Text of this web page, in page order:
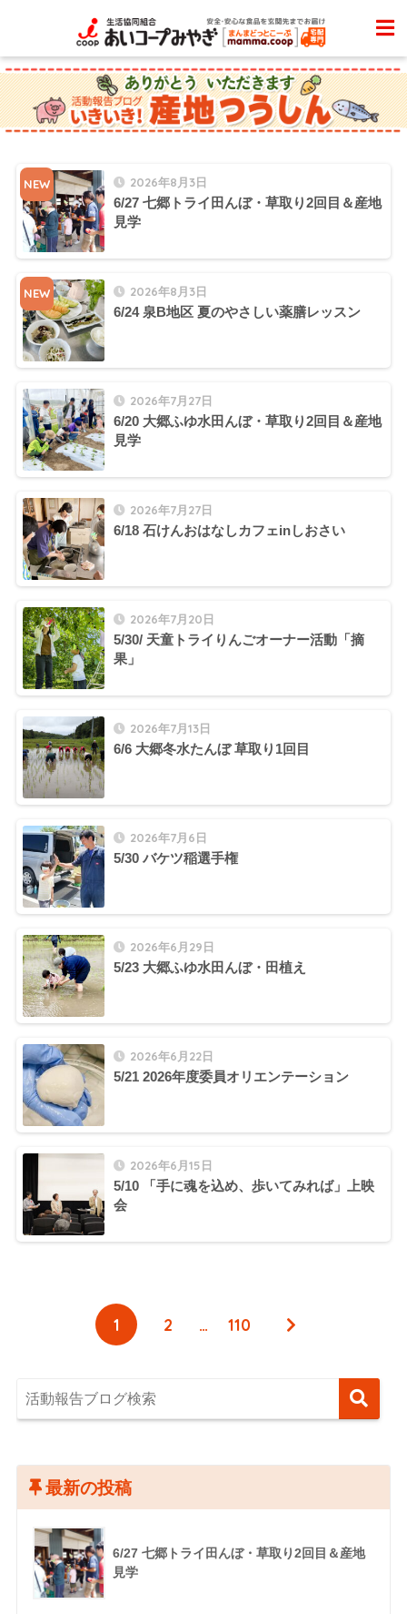
2026年8月3日
6/27 七郷トライ田んぼ・草取り2回目＆産地
見学
NEW
2026年8月3日
6/24 泉B地区 夏のやさしい薬膳レッスン
NEW
2026年7月27日
6/20 大郷ふゆ水田んぼ・草取り2回目＆産地
見学
2026年7月27日
6/18 石けんおはなしカフェinしおさい
2026年7月20日
5/30/ 天童トライりんごオーナー活動「摘
果」
2026年7月13日
6/6 大郷冬水たんぼ 草取り1回目
2026年7月6日
5/30 バケツ稲選手権
2026年6月29日
5/23 大郷ふゆ水田んぼ・田植え
2026年6月22日
5/21 2026年度委員オリエンテーション
2026年6月15日
5/10 「手に魂を込め、歩いてみれば」上映
会
1 2 … 110
最新の投稿
6/27 七郷トライ田んぼ・草取り2回目＆産地
見学